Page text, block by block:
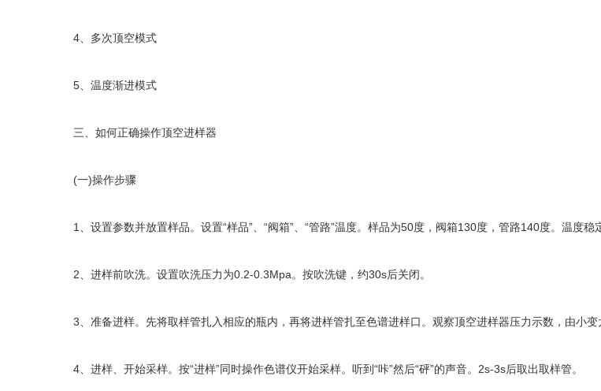
4、多次顶空模式
5、温度渐进模式
三、如何正确操作顶空进样器
(一)操作步骤
1、设置参数并放置样品。设置“样品”、“阀箱”、“管路”温度。样品为50度，阀箱130度，管路140度。温度稳
2、进样前吹洗。设置吹洗压力为0.2-0.3Mpa。按吹洗键，约30s后关闭。
3、准备进样。先将取样管扎入相应的瓶内，再将进样管扎至色谱进样口。观察顶空进样器压力示数，由小变
4、进样、开始采样。按“进样”同时操作色谱仪开始采样。听到“咔”然后“砰”的声音。2s-3s后取出取样管。